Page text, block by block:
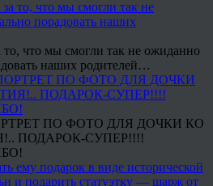
то, что мы смогли так не ожиданно
наших родителей…
ПО ФОТО ДЛЯ ДОЧКИ КО
ПОДАРОК-СУПЕР!!!!